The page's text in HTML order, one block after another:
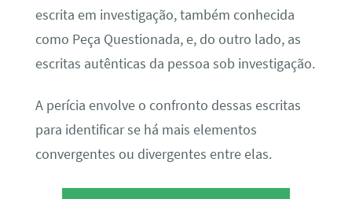
escrita em investigação, também conhecida
como Peça Questionada, e, do outro lado, as
escritas autênticas da pessoa sob investigação.
A perícia envolve o confronto dessas escritas
para identificar se há mais elementos
convergentes ou divergentes entre elas.